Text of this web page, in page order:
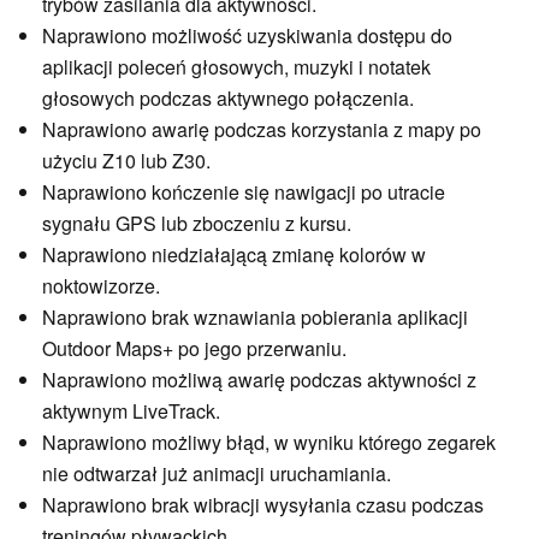
Naprawiono możliwość uzyskiwania dostępu do
aplikacji poleceń głosowych, muzyki i notatek
głosowych podczas aktywnego połączenia.
Naprawiono awarię podczas korzystania z mapy po
użyciu Z10 lub Z30.
Naprawiono kończenie się nawigacji po utracie
sygnału GPS lub zboczeniu z kursu.
Naprawiono niedziałającą zmianę kolorów w
noktowizorze.
Naprawiono brak wznawiania pobierania aplikacji
Outdoor Maps+ po jego przerwaniu.
Naprawiono możliwą awarię podczas aktywności z
aktywnym LiveTrack.
Naprawiono możliwy błąd, w wyniku którego zegarek
nie odtwarzał już animacji uruchamiania.
Naprawiono brak wibracji wysyłania czasu podczas